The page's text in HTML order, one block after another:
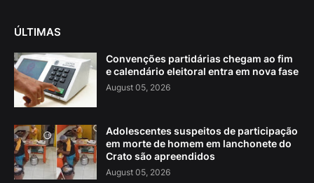
ÚLTIMAS
Convenções partidárias chegam ao fim
e calendário eleitoral entra em nova fase
August 05, 2026
Adolescentes suspeitos de participação
em morte de homem em lanchonete do
Crato são apreendidos
August 05, 2026